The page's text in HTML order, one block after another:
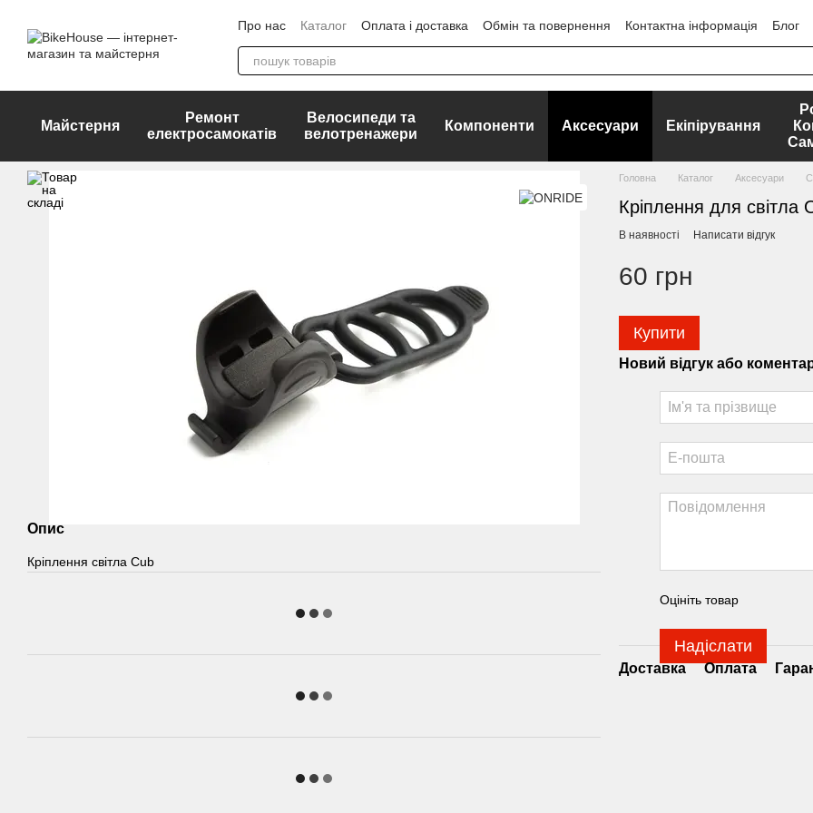
Про нас Каталог Оплата і доставка Обмін та повернення Контактна інформація
Блог
ДОГОВІР ПУБЛІЧНОЇ ОФЕРТИ
Майстерня
Ремонт
електросамокатів
Велосипеди та
велотренажери
Компоненти Аксесуари Екіпірування
Опис
Кріплення світла Cub
Головна Каталог Аксесуари
Кріплення для світла
В наявності Написати відгук
60 грн
Купити
Новий відгук або
Оцініть товар
Надіслати
Доставка Оплата